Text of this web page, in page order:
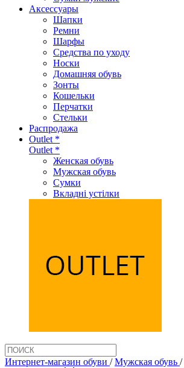
Аксеcсуары
Шапки
Ремни
Шарфы
Средства по уходу
Носки
Домашняя обувь
Зонты
Кошельки
Перчатки
Стельки
Распродажа
Outlet *
Outlet *
Женская обувь
Мужская обувь
Сумки
Вкладні устілки
Интернет-магазин обуви /Мужская обувь /